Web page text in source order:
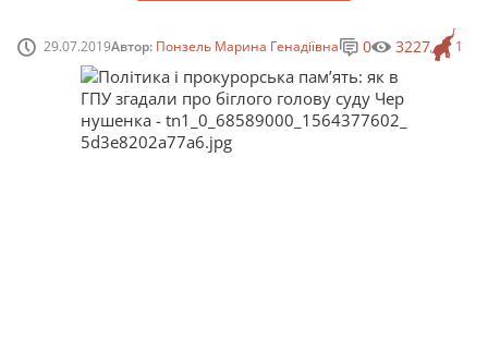
29.07.2019Автор: Понзель Марина Генадіївна 1
0 3227